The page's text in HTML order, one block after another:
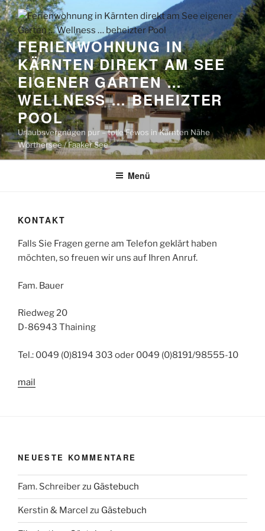
Zum
Inhalt
springen
FERIENWOHNUNG IN
KÄRNTEN DIREKT AM SEE
EIGENER GARTEN …
WELLNESS … BEHEIZTER
POOL
Urlaubsvergnügen pur – tolle Fewos in Kärnten Nähe
Wörthersee / Faaker See
Menü
KONTAKT
Falls Sie Fragen gerne am Telefon geklärt haben
möchten, so freuen wir uns auf Ihren Anruf.
Fam. Bauer
Riedweg 20
D-86943 Thaining
Tel.: 0049 (0)8194 303 oder 0049 (0)8191/98555-10
mail
NEUESTE KOMMENTARE
Fam. Schreiberzu Gästebuch
Kerstin & Marcel zu Gästebuch